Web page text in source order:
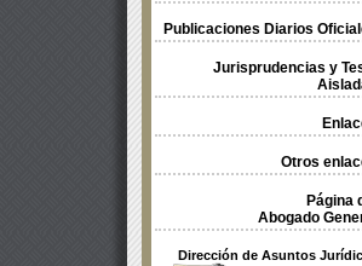
Publicaciones Diarios
Jurisprudencias y
Otros
Página
Abogado
Dirección de Asuntos